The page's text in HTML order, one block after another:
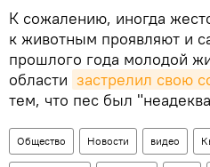
К сожалению, иногда
к животным проявляют и
прошлого года молодой
области застрелил свою
тем, что пес был
Общество Новости видео